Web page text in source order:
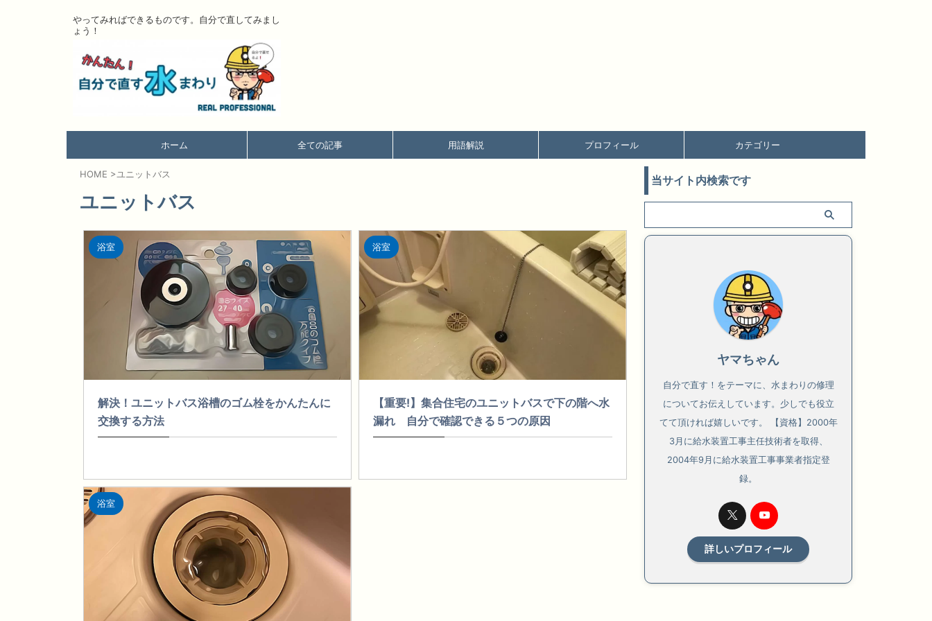
やってみればできるものです。自分で直してみまし
ょう！
ホーム 全ての記事 用語解説 プロフィール カテゴリー
HOME >ユニットバス
ユニットバス
浴室
解決！ユニットバス浴槽のゴム栓をかんたんに
交換する方法
浴室
【重要!】集合住宅のユニットバスで下の階へ水
漏れ 自分で確認できる５つの原因
浴室
当サイト内検索です
ヤマちゃん
自分で直す！をテーマに、水まわりの修理
についてお伝えしています。少しでも役立
てて頂ければ嬉しいです。 【資格】2000年
3月に給水装置工事主任技術者を取得、
2004年9月に給水装置工事事業者指定登
録。
詳しいプロフィール